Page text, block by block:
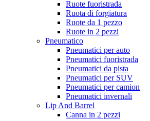
Ruote fuoristrada
Ruota di forgiatura
Ruote da 1 pezzo
Ruote in 2 pezzi
Pneumatico
Pneumatici per auto
Pneumatici fuoristrada
Pneumatici da pista
Pneumatici per SUV
Pneumatici per camion
Pneumatici invernali
Lip And Barrel
Canna in 2 pezzi